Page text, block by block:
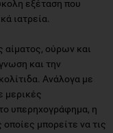
εξέταση που
ιατρεία.
αίματος, ούρων και
και την
Ανάλογα με
μερικές
υπερηχογράφημα, η
μπορείτε να τις